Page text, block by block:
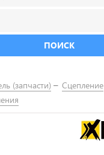
ПОИСК
(запчасти)
Сцепление